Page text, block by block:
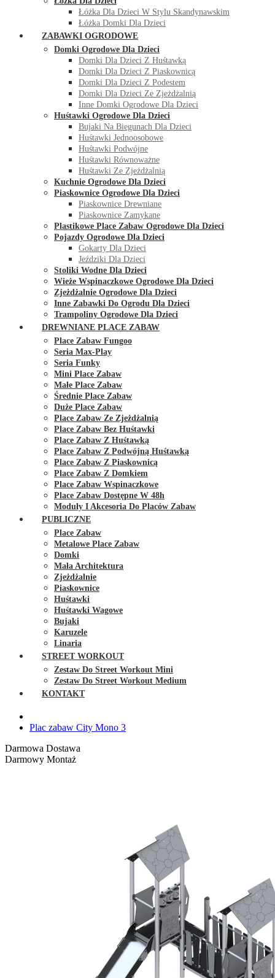
Łóżka Dla Dzieci W Stylu Skandynawskim
Łóżka Domki Dla Dzieci
ZABAWKI OGRODOWE
Domki Ogrodowe Dla Dzieci
Domki Dla Dzieci Z Huśtawką
Domki Dla Dzieci Z Piaskownicą
Domki Dla Dzieci Z Podestem
Domki Dla Dzieci Ze Zjeżdżalnią
Inne Domki Ogrodowe Dla Dzieci
Huśtawki Ogrodowe Dla Dzieci
Bujaki Na Biegunach Dla Dzieci
Huśtawki Jednoosobowe
Huśtawki Podwójne
Huśtawki Równoważne
Huśtawki Ze Zjeżdżalnią
Kuchnie Ogrodowe Dla Dzieci
Piaskownice Ogrodowe Dla Dzieci
Piaskownice Drewniane
Piaskownice Zamykane
Plastikowe Place Zabaw Ogrodowe Dla Dzieci
Pojazdy Ogrodowe Dla Dzieci
Gokarty Dla Dzieci
Jeździki Dla Dzieci
Stoliki Wodne Dla Dzieci
Wieże Wspinaczkowe Ogrodowe Dla Dzieci
Zjeżdżalnie Ogrodowe Dla Dzieci
Inne Zabawki Do Ogrodu Dla Dzieci
Trampoliny Ogrodowe Dla Dzieci
DREWNIANE PLACE ZABAW
Place Zabaw Fungoo
Seria Max-Play
Seria Funky
Mini Place Zabaw
Małe Place Zabaw
Średnie Place Zabaw
Duże Place Zabaw
Place Zabaw Ze Zjeżdżalnią
Place Zabaw Bez Huśtawki
Place Zabaw Z Huśtawką
Place Zabaw Z Podwójną Huśtawką
Place Zabaw Z Piaskownicą
Place Zabaw Z Domkiem
Place Zabaw Wspinaczkowe
Place Zabaw Dostępne W 48h
Moduły I Akcesoria Do Placów Zabaw
PUBLICZNE
Place Zabaw
Metalowe Place Zabaw
Domki
Mała Architektura
Zjeżdżalnie
Piaskownice
Huśtawki
Huśtawki Wagowe
Bujaki
Karuzele
Linaria
STREET WORKOUT
Zestaw Do Street Workout Mini
Zestaw Do Street Workout Medium
KONTAKT
Plac zabaw City Mono 3
Darmowa Dostawa
Darmowy Montaż